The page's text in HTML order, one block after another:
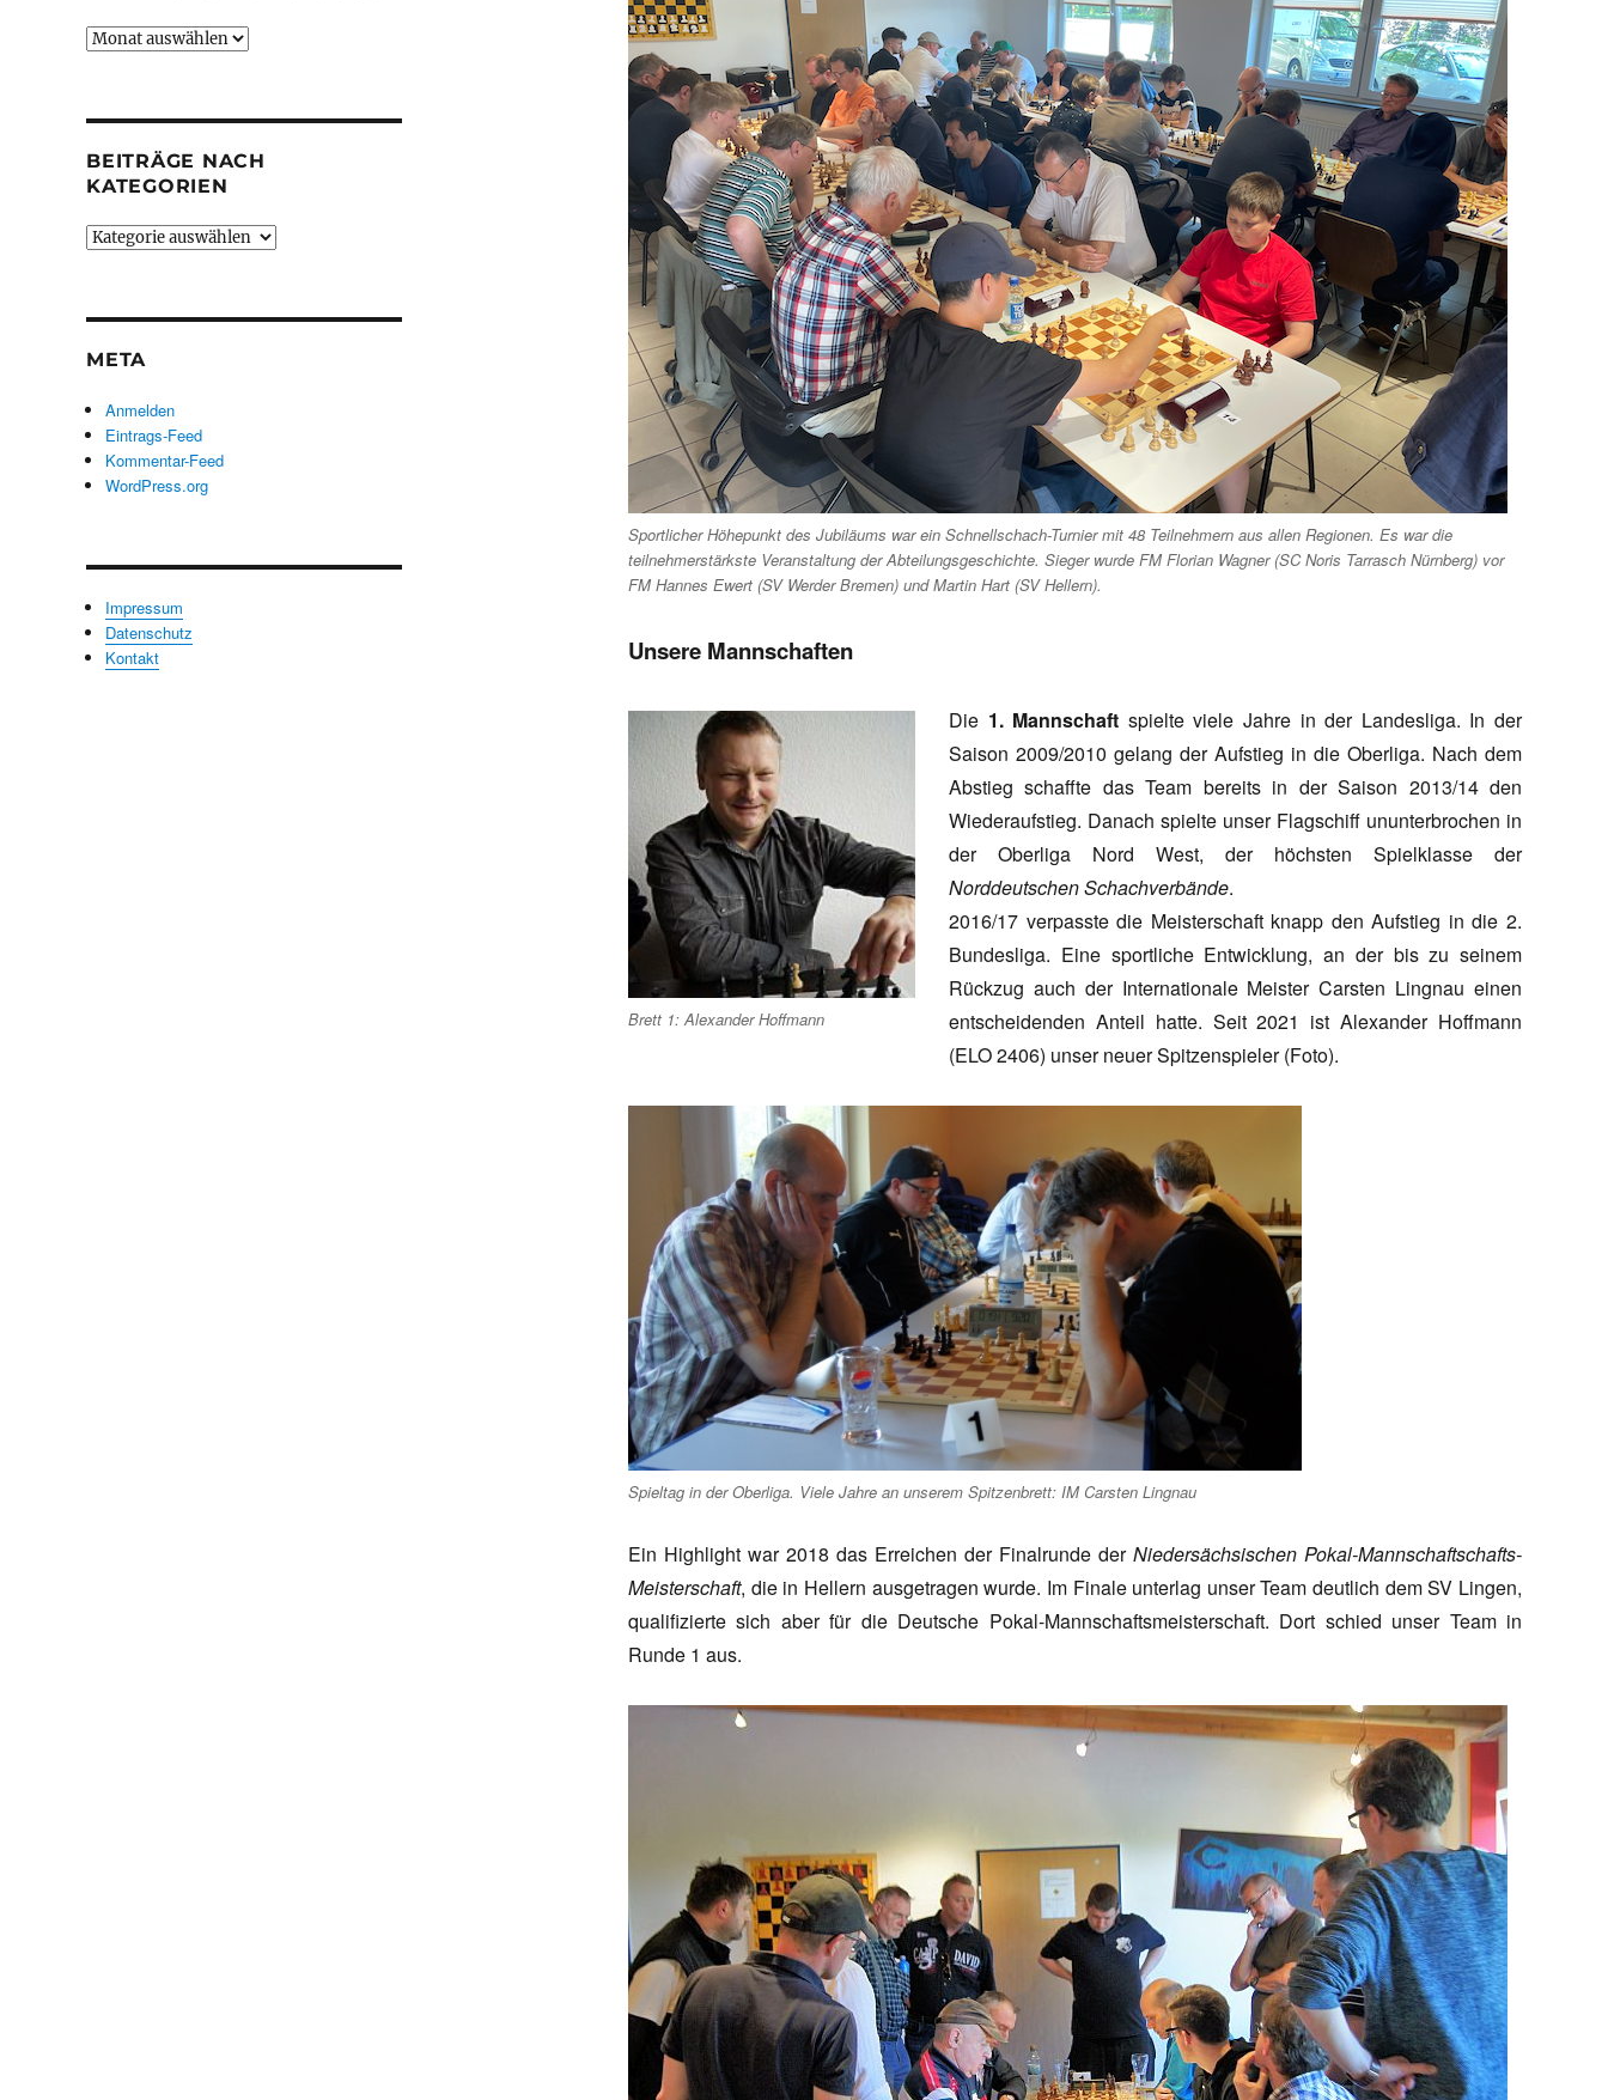
Sportlicher Höhepunkt des Jubiläums war ein Schnellschach-Turnier mit 48 Teilnehmern aus allen Regionen. Es war die
teilnehmerstärkste Veranstaltung der Abteilungsgeschichte. Sieger wurde FM Florian Wagner (SC Noris Tarrasch Nürnberg) vor
FM Hannes Ewert (SV Werder Bremen) und Martin Hart (SV Hellern).
Unsere Mannschaften
Brett 1: Alexander Hoffmann
Die 1. Mannschaft spielte viele Jahre in der Landesliga. In der
Saison 2009/2010 gelang der Aufstieg in die Oberliga. Nach dem
Abstieg schaffte das Team bereits in der Saison 2013/14 den
Wiederaufstieg. Danach spielte unser Flagschiff ununterbrochen in
der Oberliga Nord West, der höchsten Spielklasse der
Norddeutschen Schachverbände.
2016/17 verpasste die Meisterschaft knapp den Aufstieg in die 2.
Bundesliga. Eine sportliche Entwicklung, an der bis zu seinem
Rückzug auch der Internationale Meister Carsten Lingnau einen
entscheidenden Anteil hatte. Seit 2021 ist Alexander Hoffmann
(ELO 2406) unser neuer Spitzenspieler (Foto).
Spieltag in der Oberliga. Viele Jahre an unserem Spitzenbrett: IM Carsten Lingnau
Ein Highlight war 2018 das Erreichen der Finalrunde der Niedersächsischen Pokal-Mannschaftschafts-
Meisterschaft, die in Hellern ausgetragen wurde. Im Finale unterlag unser Team deutlich dem SV Lingen,
qualifizierte sich aber für die Deutsche Pokal-Mannschaftsmeisterschaft. Dort schied unser Team in
Runde 1 aus.
Beiträge
BEITRÄGE NACH
KATEGORIEN
Beiträge
META
Anmelden
Eintrags-Feed
Kommentar-Feed
WordPress.org
Impressum
Datenschutz
Kontakt